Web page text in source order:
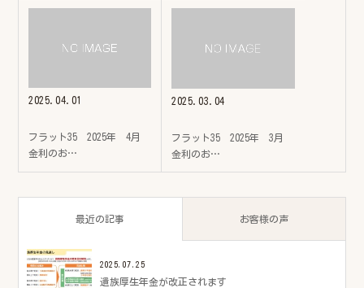
2025.04.01
フラット35 2025年 4月
金利のお…
2025.03.04
フラット35 2025年 3月
金利のお…
最近の記事 お客様の声
2025.07.25
遺族厚生年金が改正されます